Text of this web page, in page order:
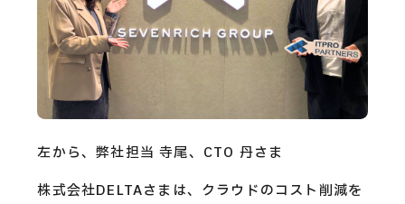
CONTACT
Privacy Policy
左から、弊社担当 寺尾、CTO 丹さま
株式会社DELTAさまは、クラウドのコスト削減を